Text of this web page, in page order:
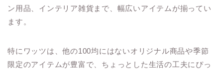
ン用品、インテリア雑貨まで、幅広いアイテムが揃ってい
ます。
特にワッツは、他の100均にはないオリジナル商品や季節
限定のアイテムが豊富で、ちょっとした生活の工夫にぴっ